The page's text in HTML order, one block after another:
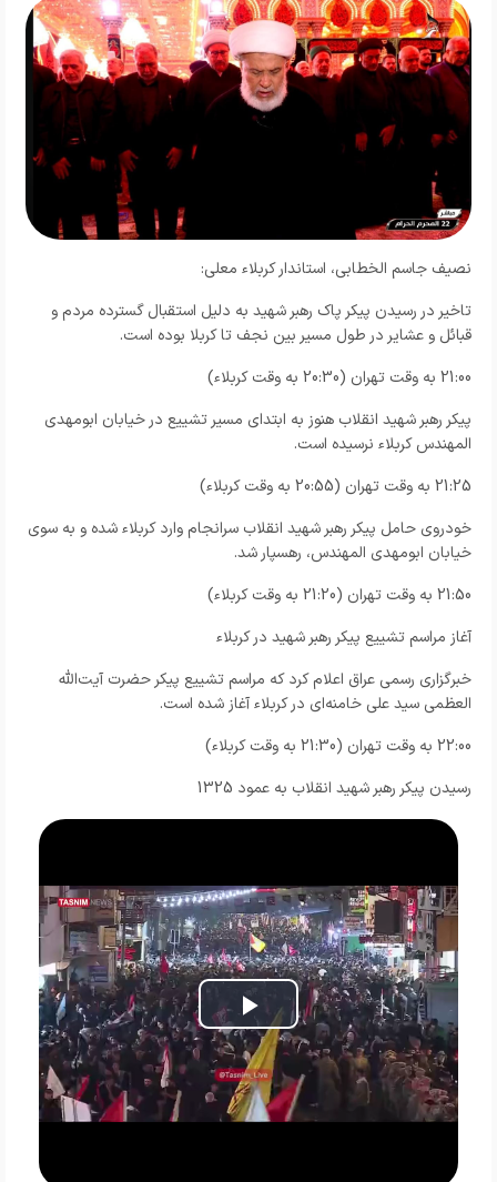
نصیف جاسم الخطابی، استاندار کربلاء معلی:
تاخیر در رسیدن پیکر پاک رهبر شهید به دلیل استقبال گسترده مردم و
قبائل و عشایر در طول مسیر بین نجف تا کربلا بوده است.
21:00 به وقت تهران (20:30 به وقت کربلاء)
پیکر رهبر شهید انقلاب هنوز به ابتدای مسیر تشییع در خیابان ابومهدی
المهندس کربلاء نرسیده است.
21:25 به وقت تهران (20:55 به وقت کربلاء)
خودروی حامل پیکر رهبر شهید انقلاب سرانجام وارد کربلاء شده و به سوی
خیابان ابومهدی المهندس، رهسپار شد.
21:50 به وقت تهران (21:20 به وقت کربلاء)
آغاز مراسم تشییع پیکر رهبر شهید در کربلاء
خبرگزاری رسمی عراق اعلام کرد که مراسم تشییع پیکر حضرت آیت‌الله
العظمی سید علی خامنه‌ای در کربلاء آغاز شده است.
22:00 به وقت تهران (21:30 به وقت کربلاء)
رسیدن پیکر رهبر شهید انقلاب به عمود 1325
Play
Video